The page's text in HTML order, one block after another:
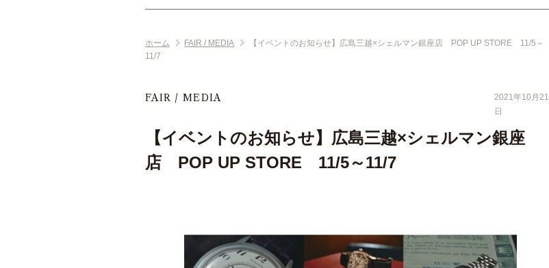
ホーム FAIR / MEDIA
【イベントのお知らせ】広島三越×シェルマン銀座店 POP UP STORE 11/5～
11/7
FAIR / MEDIA
2021年10月21
日
【イベントのお知らせ】広島三越×シェルマン銀座
店 POP UP STORE 11/5～11/7